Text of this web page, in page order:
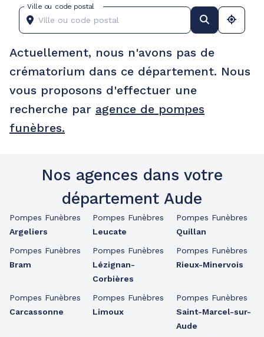
Ville ou code postal
Actuellement, nous n'avons pas de
crématorium dans ce département. Nous
vous proposons d'effectuer une
recherche par agence de pompes
funèbres.
Nos agences dans votre
département Aude
Pompes Funèbres
Argeliers
Pompes Funèbres
Bram
Pompes Funèbres
Carcassonne
Pompes Funèbres
Leucate
Pompes Funèbres
Lézignan-
Corbières
Pompes Funèbres
Limoux
Pompes Funèbres
Quillan
Pompes Funèbres
Rieux-Minervois
Pompes Funèbres
Saint-Marcel-sur-
Aude